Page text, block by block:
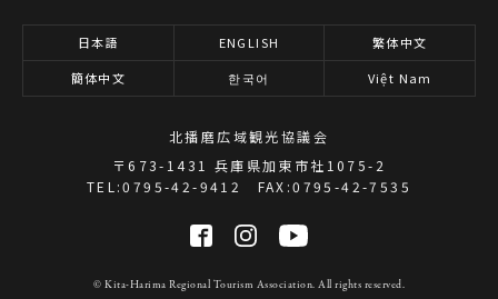
日本語 ENGLISH
繁体中文
簡体中文
한국어 Việt Nam
北播磨広域観光協議会
〒673-1431 兵庫県加東市社1075-2
TEL:0795-42-9412 FAX:0795-42-7535
© Kita-Harima Regional Tourism Association. All rights reserved.